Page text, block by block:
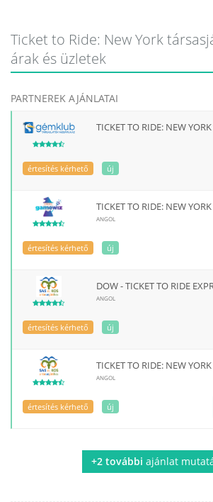
Ticket to Ride: New York
árak és üzletek
PARTNEREK AJÁNLATAI
értesítés kérhető új
ANGOL
értesítés kérhető új
ANGOL
értesítés kérhető új
TICKET TO RIDE: NEW
ANGOL
értesítés kérhető új
+2 további ajánlat